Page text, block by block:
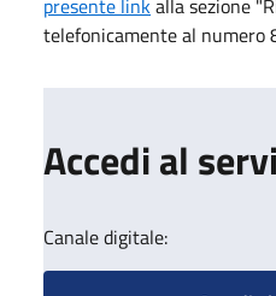
presente linkalla sezione
telefonicamente al numero
Accedi al
Canale digitale: